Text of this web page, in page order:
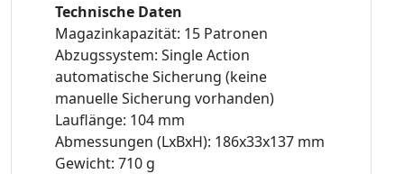
Technische Daten
Magazinkapazität: 15 Patronen
Abzugssystem: Single Action
automatische Sicherung (keine
manuelle Sicherung vorhanden)
Lauflänge: 104 mm
Abmessungen (LxBxH): 186x33x137 mm
Gewicht: 710 g